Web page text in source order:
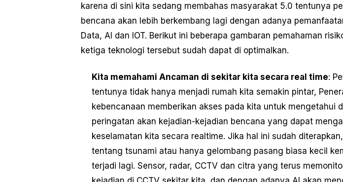
karena di sini kita sedang membahas masyarakat 5.0 tentunya
bencana akan lebih berkembang lagi dengan adanya
Data, AI dan IOT. Berikut ini beberapa gambaran pemahaman
ketiga teknologi tersebut sudah dapat di optimalkan.
Kita memahami Ancaman di sekitar kita secara real time:
tentunya tidak hanya menjadi rumah kita semakin pintar,
kebencanaan memberikan akses pada kita untuk mengetahui
peringatan akan kejadian-kejadian bencana yang dapat
keselamatan kita secara realtime. Jika hal ini sudah
tentang tsunami atau hanya gelombang pasang biasa kecil
terjadi lagi. Sensor, radar, CCTV dan citra yang terus